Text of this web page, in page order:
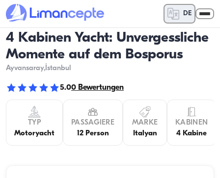
DE
4 Kabinen Yacht: Unvergessliche
Momente auf dem Bosporus
Ayvansaray,İstanbul
5.00 Bewertungen
TYP
Motoryacht
PASSAGIERE
12 Person
MARKE
Italyan
KABINEN
4 Kabine